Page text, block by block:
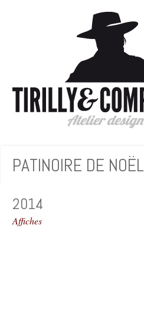
PATINOIRE DE NOËL
2014
Affiches